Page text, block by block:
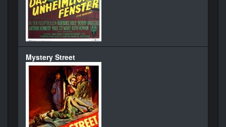
Mystery Street